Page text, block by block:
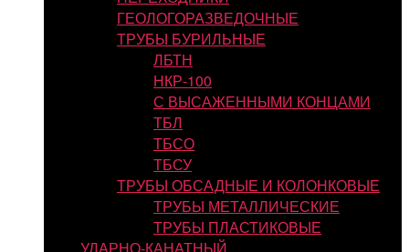
ГЕОЛОГОРАЗВЕДОЧНЫЕ
ТРУБЫ БУРИЛЬНЫЕ
ЛБТН
НКР-100
С ВЫСАЖЕННЫМИ КОНЦАМИ
ТБЛ
ТБСО
ТБСУ
ТРУБЫ ОБСАДНЫЕ И КОЛОНКОВЫЕ
ТРУБЫ МЕТАЛЛИЧЕСКИЕ
ТРУБЫ ПЛАСТИКОВЫЕ